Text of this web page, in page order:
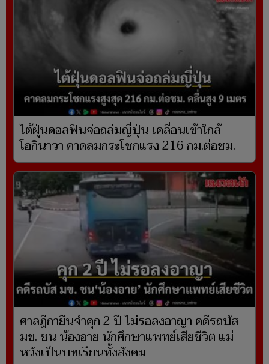
ไต้ฝุ่นดอลฟินจ่อถล่มญี่ปุ่น เคลื่อนเข้าใกล้
โอกินาวา คาดลมกระโชกแรง 216 กม.ต่อชม.
ศาลฎีกายืนจำคุก 2 ปี ไม่รอลงอาญา คดีรถบัส
มข. ชน น้องอาย นักศึกษาแพทย์เสียชีวิต แม่
หวังเป็นบทเรียนทั้งสังคม